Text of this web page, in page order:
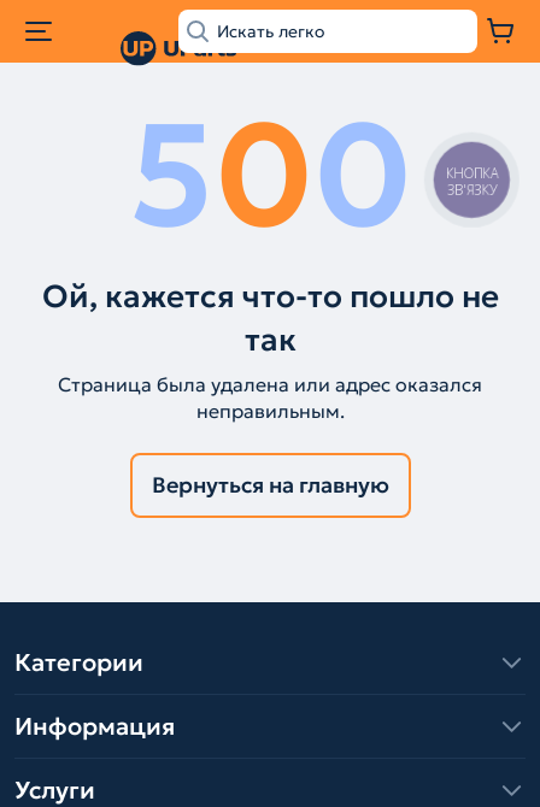
500
Ой, кажется что-то пошло не
так
Страница была удалена или адрес оказался
неправильным.
Вернуться на главную
Категории
Информация
Услуги
КНОПКА
ЗВ'ЯЗКУ